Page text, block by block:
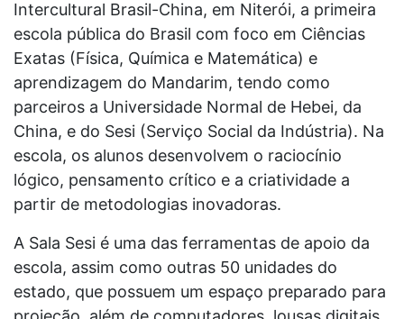
Intercultural Brasil-China, em Niterói, a primeira
escola pública do Brasil com foco em Ciências
Exatas (Física, Química e Matemática) e
aprendizagem do Mandarim, tendo como
parceiros a Universidade Normal de Hebei, da
China, e do Sesi (Serviço Social da Indústria). Na
escola, os alunos desenvolvem o raciocínio
lógico, pensamento crítico e a criatividade a
partir de metodologias inovadoras.
A Sala Sesi é uma das ferramentas de apoio da
escola, assim como outras 50 unidades do
estado, que possuem um espaço preparado para